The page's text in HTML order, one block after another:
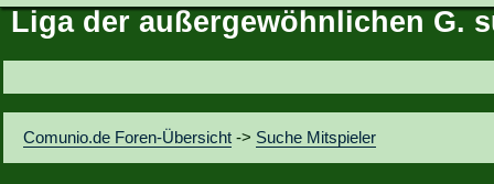
Hot News
Vereinsdiskussion
Vereinsfragen
Vereine
Regeln & Tipps
Liga der außergewöhnlichen G.
Comunio.de Foren-Übersicht -> Suche Mitspieler